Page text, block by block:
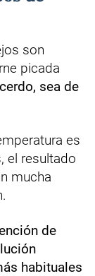
son
picada
sea de
es
el resultado
mucha
de
habituales